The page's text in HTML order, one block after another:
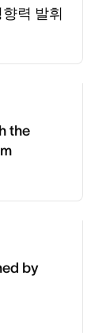
력 발휘
the
by